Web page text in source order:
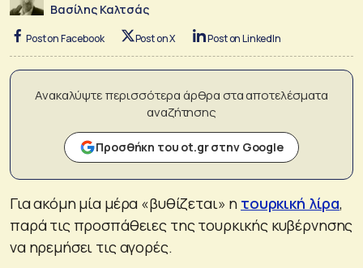
Βασίλης Καλτσάς
Post on Facebook Post on X Post on LinkedIn
Ανακαλύψτε περισσότερα άρθρα στα αποτελέσματα
αναζήτησης
Προσθήκη του ot.gr στην Google
Για ακόμη μία μέρα «βυθίζεται» η τουρκική λίρα,
παρά τις προσπάθειες της τουρκικής κυβέρνησης
να ηρεμήσει τις αγορές.